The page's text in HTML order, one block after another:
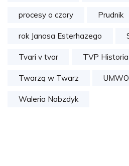
procesy o czary Prudnik
rok Janosa Esterhazego
Tvari v tvar TVP Historia
Twarzą w Twarz UMWO
Waleria Nabzdyk